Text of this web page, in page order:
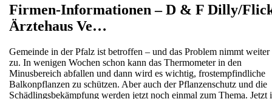
Firmen-Informationen – D & F Dilly/
Ärztehaus Ve…
Gemeinde in der Pfalz ist betroffen – und das Problem nimmt weiter
zu. In wenigen Wochen schon kann das Thermometer in den
Minusbereich abfallen und dann wird es wichtig, frostempfindliche
Balkonpflanzen zu schützen. Aber auch der Pflanzenschutz und die
Schädlingsbekämpfung werden jetzt noch einmal zum Thema. Jetzt